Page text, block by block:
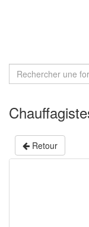
Retour